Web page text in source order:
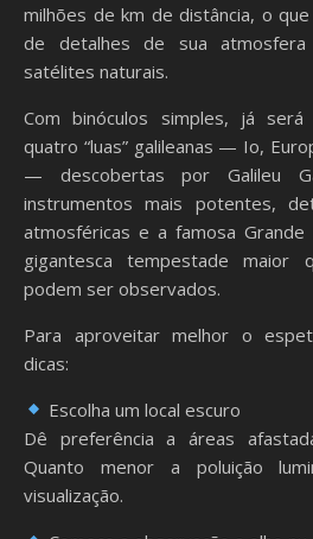
milhões de km de distância, o
de detalhes de sua
satélites naturais.
Com binóculos simples, já
quatro “luas” galileanas — Io,
— descobertas por Galileu
instrumentos mais potentes,
atmosféricas e a famosa Grande
gigantesca tempestade maior
podem ser observados.
Para aproveitar melhor o
dicas:
Escolha um local escuro
Dê preferência a áreas
Quanto menor a poluição
visualização.